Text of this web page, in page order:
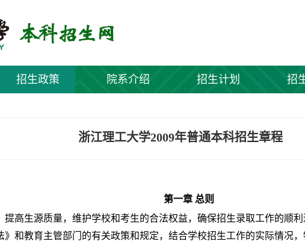
招生政策 院系介绍 招生计划 招
浙江理工大学2009年普通本科招生章程
第一章 总则
提高生源质量，维护学校和考生的合法权益，确保招生录取工作的顺
》和教育主管部门的有关政策和规定，结合学校招生工作的实际情况，